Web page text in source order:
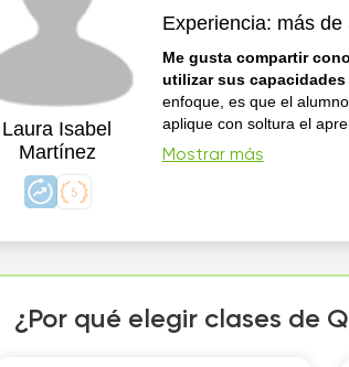
Laura Isabel
Martínez
Experiencia: más de
Me gusta compartir
utilizar sus
enfoque, es que el
aplique con soltura el
técnicas de programación
sensibilidad sensorial
Mostrar más
¿Por qué elegir clases de